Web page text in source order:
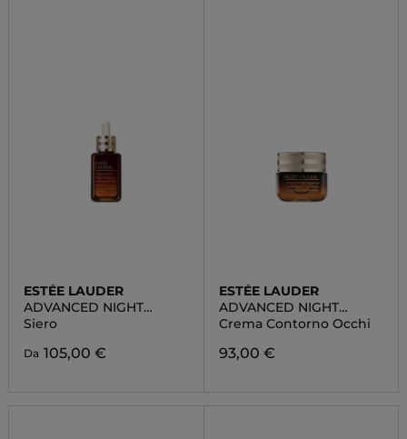
ESTÉE LAUDER
ADVANCED NIGHT
REPAIR
Siero
Da 105,00 €
ESTÉE LAUDER
ADVANCED NIGHT
REPAIR EYE GEL CREAM
Crema Contorno Occhi
93,00 €